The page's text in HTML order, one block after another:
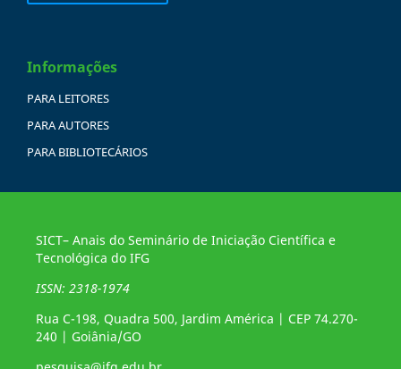
Informações
PARA LEITORES
PARA AUTORES
PARA BIBLIOTECÁRIOS
SICT– Anais do Seminário de Iniciação Científica e
Tecnológica do IFG
ISSN: 2318-1974
Rua C-198, Quadra 500, Jardim América | CEP 74.270-
240 | Goiânia/GO